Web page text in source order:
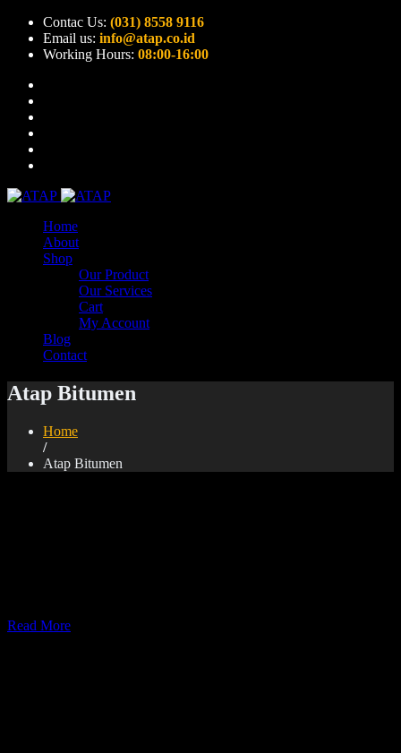
Contac Us: (031) 8558 9116
Email us: info@atap.co.id
Working Hours: 08:00-16:00
Home
About
Shop
Our Product
Our Services
Cart
My Account
Blog
Contact
Atap Bitumen
Home
/
Atap Bitumen
Read More